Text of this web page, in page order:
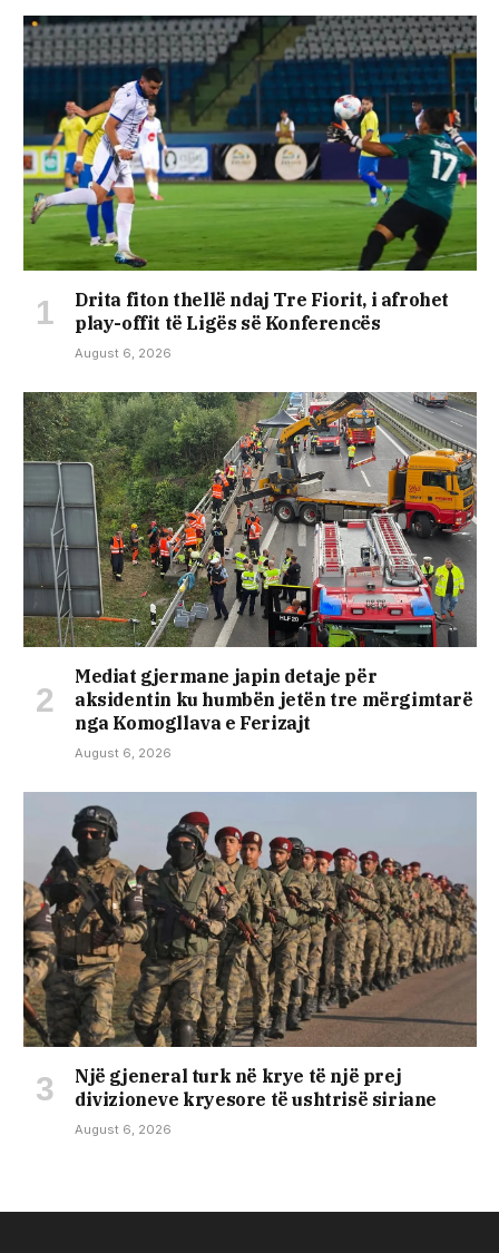
Drita fiton thellë ndaj Tre Fiorit, i afrohet
play-offit të Ligës së Konferencës
August 6, 2026
Mediat gjermane japin detaje për
aksidentin ku humbën jetën tre mërgimtarë
nga Komogllava e Ferizajt
August 6, 2026
Një gjeneral turk në krye të një prej
divizioneve kryesore të ushtrisë siriane
August 6, 2026